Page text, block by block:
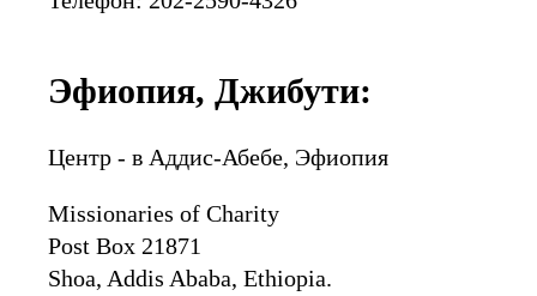
Эфиопия, Джибути:
Центр - в Аддис-Абебе, Эфиопия
Missionaries of Charity
Post Box 21871
Shoa, Addis Ababa, Ethiopia.